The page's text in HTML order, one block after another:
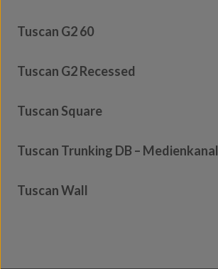
Tuscan G2 60
Tuscan G2 Recessed
Tuscan Square
Tuscan Trunking DB – Medienkanal
Tuscan Wall